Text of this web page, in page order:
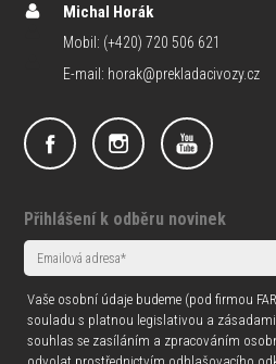
Michal Horák
Mobil: (+420) 720 506 621
E-mail: horak@prekladacivozy.cz
Přihlášení k odběru novinek
Vaše osobní údaje budeme (pod firmou
souladu s platnou legislativou a
souhlas se zasíláním a zpracováním